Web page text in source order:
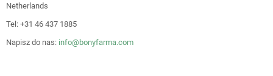
Netherlands
Tel: +31 46 437 1885
Napisz do nas: info@bonyfarma.com